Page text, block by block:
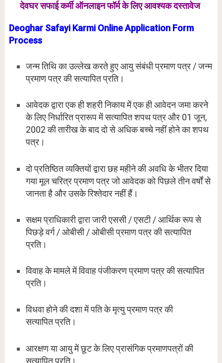
देवघर सफाई कर्मी ऑनलाइन फॉर्म के लिएआवश्यक दस्तावेज
Deoghar Safayi Karmi Online Application Form
Process
जन्म तिथि का उल्लेख करते हुए आयु संबंधी प्रमाण पत्र / जन्म
प्रमाण पत्र की सत्यापित प्रति।
आवेदक द्वारा एक ही शहरी निकाय में एक ही आवेदन जमा करने
के लिए निर्धारित प्रारूप में सत्यापित शपथ पत्र और 01 जून,
2002 की तारीख के बाद दो से अधिक बच्चे नहीं होने का शपथ
पत्र।
दो प्रतिष्ठित व्यक्तियों द्वारा छह महीने की अवधि के भीतर दिया
गया मूल चरित्र प्रमाण पत्र जो आवेदक को पिछले तीन वर्षों से
जानता है और उसके रिश्तेदार नहीं हैं।
सक्षम प्राधिकारी द्वारा जारी एससी / एसटी / आर्थिक रूप से
पिछड़े वर्ग / ओबीसी / ओबीसी प्रमाण पत्र की सत्यापित
प्रति।
विवाह के मामले में विवाह पंजीकरण प्रमाण पत्र की सत्यापित
प्रति।
विधवा होने की दशा में पति के मृत्यु प्रमाण पत्र की
सत्यापित प्रति।
आरक्षण या आयु में छूट के लिए प्रासंगिक प्रमाणपत्रों की
सत्यापित प्रति।